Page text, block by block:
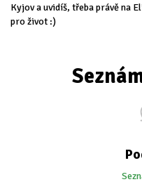
Kyjov a uvidíš, třeba právě na
pro život :)